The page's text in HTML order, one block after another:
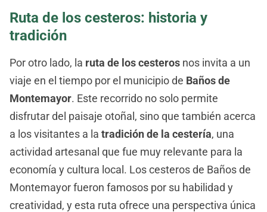
Ruta de los cesteros: historia y
tradición
Por otro lado, la ruta de los cesteros nos invita a un
viaje en el tiempo por el municipio de Baños de
Montemayor. Este recorrido no solo permite
disfrutar del paisaje otoñal, sino que también acerca
a los visitantes a la tradición de la cestería, una
actividad artesanal que fue muy relevante para la
economía y cultura local. Los cesteros de Baños de
Montemayor fueron famosos por su habilidad y
creatividad, y esta ruta ofrece una perspectiva única